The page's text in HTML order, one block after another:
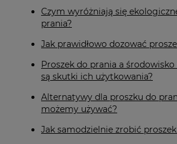
Czym wyróżniają się
prania?
Jak prawidłowo dozować
Proszek do prania a
są skutki ich użytkowania?
Alternatywy dla proszku do
możemy używać?
Jak samodzielnie zrobić